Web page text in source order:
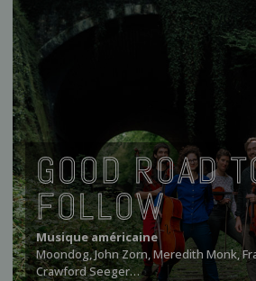
GOOD ROAD
FOLLOW
Musique américaine
Moondog, John Zorn, Meredith Monk,
Crawford Seeger…